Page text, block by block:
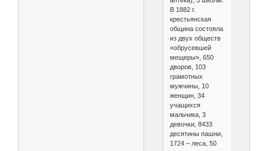
В 1882 г.
крестьянская
община состояла
из двух обществ
«обрусевшей
мещеры», 650
дворов, 103
грамотных
мужчины, 10
женщин, 34
учащихся
мальчика, 3
девочки, 8433
десятины пашни,
1724 – леса, 50